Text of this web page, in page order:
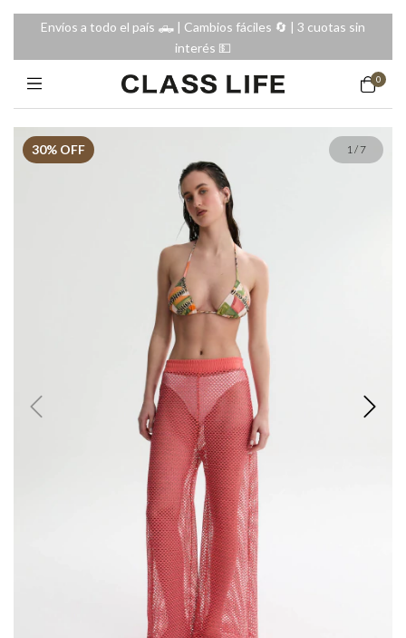
Envíos a todo el país 🛻 | Cambios fáciles 🔄️ | 3 cuotas sin
interés 💵
0
30% OFF 1/ 7